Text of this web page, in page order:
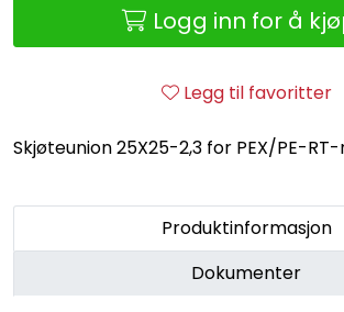
Logg inn for å
Legg til favoritter
Skjøteunion 25X25-2,3 for PEX/PE-
Produktinformasjon
Dokumenter